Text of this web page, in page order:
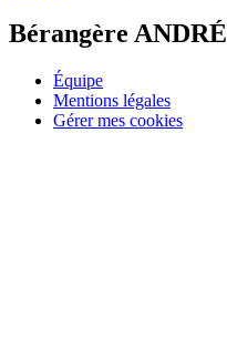
Bérangère ANDRÉ
Équipe
Mentions légales
Gérer mes cookies